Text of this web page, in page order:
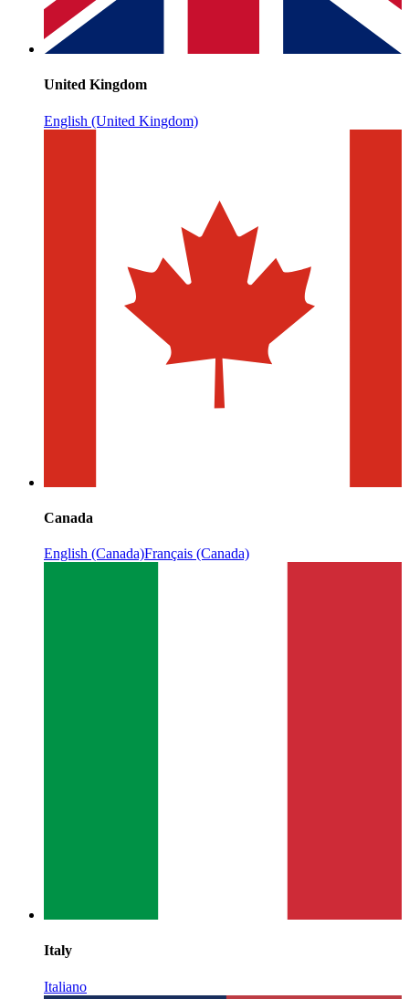
United Kingdom
English (United Kingdom)
Canada
English (Canada)Français (Canada)
Italy
Italiano